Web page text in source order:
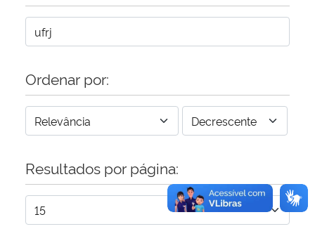
Ordenar por:
Resultados por página: